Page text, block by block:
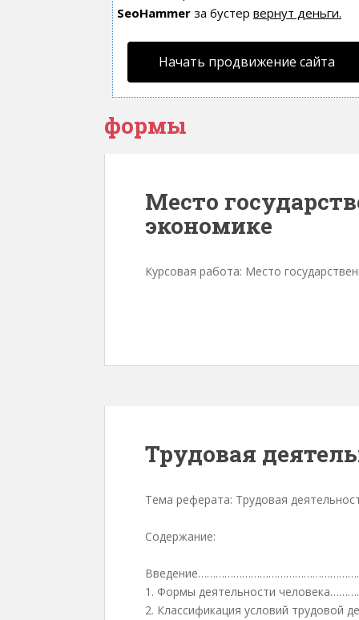
SeoHammer за бустер вернут деньги.
Начать продвижение сайта
формы
Место
экономике
Курсовая работа: Место
Трудовая
Тема реферата: Трудовая
Содержание:
1. Формы деятельности
2. Классификация условий